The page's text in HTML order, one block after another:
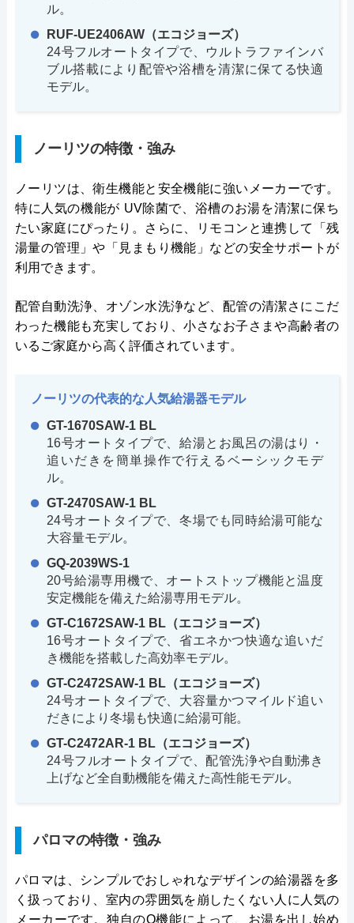
ル。
RUF-UE2406AW（エコジョーズ）
24号フルオートタイプで、ウルトラファインバ
ブル搭載により配管や浴槽を清潔に保てる快適
モデル。
ノーリツの特徴・強み
ノーリツは、衛生機能と安全機能に強いメーカーです。
特に人気の機能が UV除菌で、浴槽のお湯を清潔に保ち
たい家庭にぴったり。さらに、リモコンと連携して「残
湯量の管理」や「見まもり機能」などの安全サポートが
利用できます。
配管自動洗浄、オゾン水洗浄など、配管の清潔さにこだ
わった機能も充実しており、小さなお子さまや高齢者の
いるご家庭から高く評価されています。
ノーリツの代表的な人気給湯器モデル
GT-1670SAW-1 BL
16号オートタイプで、給湯とお風呂の湯はり・
追いだきを簡単操作で行えるベーシックモデ
ル。
GT-2470SAW-1 BL
24号オートタイプで、冬場でも同時給湯可能な
大容量モデル。
GQ-2039WS-1
20号給湯専用機で、オートストップ機能と温度
安定機能を備えた給湯専用モデル。
GT-C1672SAW-1 BL（エコジョーズ）
16号オートタイプで、省エネかつ快適な追いだ
き機能を搭載した高効率モデル。
GT-C2472SAW-1 BL（エコジョーズ）
24号オートタイプで、大容量かつマイルド追い
だきにより冬場も快適に給湯可能。
GT-C2472AR-1 BL（エコジョーズ）
24号フルオートタイプで、配管洗浄や自動沸き
上げなど全自動機能を備えた高性能モデル。
パロマの特徴・強み
パロマは、シンプルでおしゃれなデザインの給湯器を多
く扱っており、室内の雰囲気を崩したくない人に人気の
メーカーです。独自のQ機能によって、お湯を出し始め